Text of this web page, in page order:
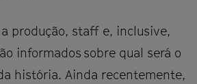
produção, staff e, inclusive,
informados sobre qual será o
história. Ainda recentemente,